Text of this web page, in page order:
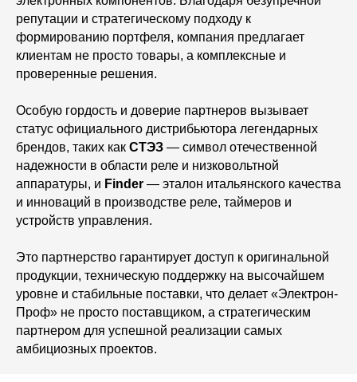
репутации и стратегическому подходу к
формированию портфеля, компания предлагает
клиентам не просто товары, а комплексные и
проверенные решения.
Особую гордость и доверие партнеров вызывает
статус официального дистрибьютора легендарных
брендов, таких как СТЭЗ — символ отечественной
надежности в области реле и низковольтной
аппаратуры, и Finder — эталон итальянского качества
и инноваций в производстве реле, таймеров и
устройств управления.
Это партнерство гарантирует доступ к оригинальной
продукции, техническую поддержку на высочайшем
уровне и стабильные поставки, что делает «Электрон-
Проф» не просто поставщиком, а стратегическим
партнером для успешной реализации самых
амбициозных проектов.